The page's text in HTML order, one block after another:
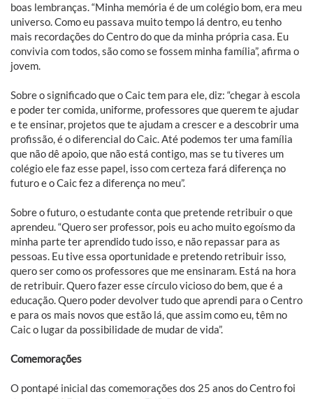
boas lembranças. “Minha memória é de um colégio bom, era meu
universo. Como eu passava muito tempo lá dentro, eu tenho
mais recordações do Centro do que da minha própria casa. Eu
convivia com todos, são como se fossem minha família”, afirma o
jovem.
Sobre o significado que o Caic tem para ele, diz: “chegar à escola
e poder ter comida, uniforme, professores que querem te ajudar
e te ensinar, projetos que te ajudam a crescer e a descobrir uma
profissão, é o diferencial do Caic. Até podemos ter uma família
que não dê apoio, que não está contigo, mas se tu tiveres um
colégio ele faz esse papel, isso com certeza fará diferença no
futuro e o Caic fez a diferença no meu”.
Sobre o futuro, o estudante conta que pretende retribuir o que
aprendeu. “Quero ser professor, pois eu acho muito egoísmo da
minha parte ter aprendido tudo isso, e não repassar para as
pessoas. Eu tive essa oportunidade e pretendo retribuir isso,
quero ser como os professores que me ensinaram. Está na hora
de retribuir. Quero fazer esse círculo vicioso do bem, que é a
educação. Quero poder devolver tudo que aprendi para o Centro
e para os mais novos que estão lá, que assim como eu, têm no
Caic o lugar da possibilidade de mudar de vida”.
Comemorações
O pontapé inicial das comemorações dos 25 anos do Centro foi